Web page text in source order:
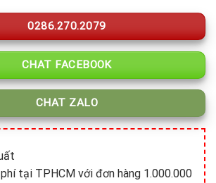
0286.270.2079
CHAT FACEBOOK
CHAT ZALO
phí tại TPHCM với đơn hàng 1.000.000